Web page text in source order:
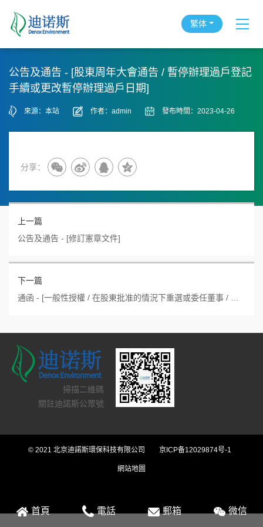
繁体
公告及通告 - [股東周年大會通告 / 暫停辦理過戶登記
手續或更改暫停辦理過戶日期]
來源：本站 作者：admin 發布時間：2023-04-26
分享：
上一篇
公告及通告 - [修訂憲章文件]
下一篇
掃描二維碼
關註迪諾斯公眾號
© 2021 北京迪諾斯環保科技有限公司 京ICP备12029874号-1
網站地圖
首頁 電話 郵箱 微信